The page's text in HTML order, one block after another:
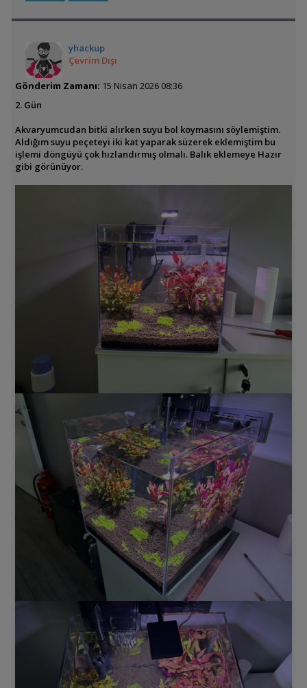
yhackup
Çevrim Dışı
Gönderim Zamanı: 15 Nisan 2026 08:36
2. Gün
Akvaryumcudan bitki alırken suyu bol koymasını söylemiştim.
Aldığım suyu peçeteyi iki kat yaparak süzerek eklemiştim bu
işlemi döngüyü çok hızlandırmış olmalı. Balık eklemeye Hazır
gibi görünüyor.